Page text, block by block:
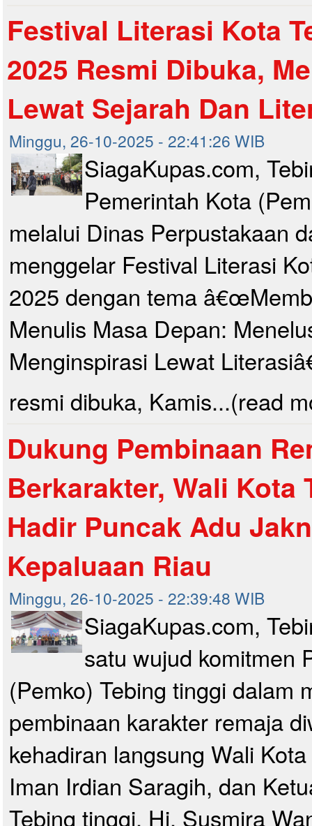
Festival Literasi Kota
2025 Resmi Dibuka,
Lewat Sejarah Dan
Minggu, 26-10-2025 - 22:41:26 WIB
SiagaKupas.com,
Pemerintah Kota
melalui Dinas Perpustakaan
menggelar Festival Literasi
2025 dengan tema
Menulis Masa Depan:
Menginspirasi Lewat
resmi dibuka, Kamis...(read
Dukung Pembinaan
Berkarakter, Wali Kota
Hadir Puncak Adu
Kepaluaan Riau
Minggu, 26-10-2025 - 22:39:48 WIB
SiagaKupas.com,
satu wujud komitmen
(Pemko) Tebing tinggi dalam
pembinaan karakter remaja
kehadiran langsung Wali
Iman Irdian Saragih, dan
Tebing tinggi, Hj. Susmira